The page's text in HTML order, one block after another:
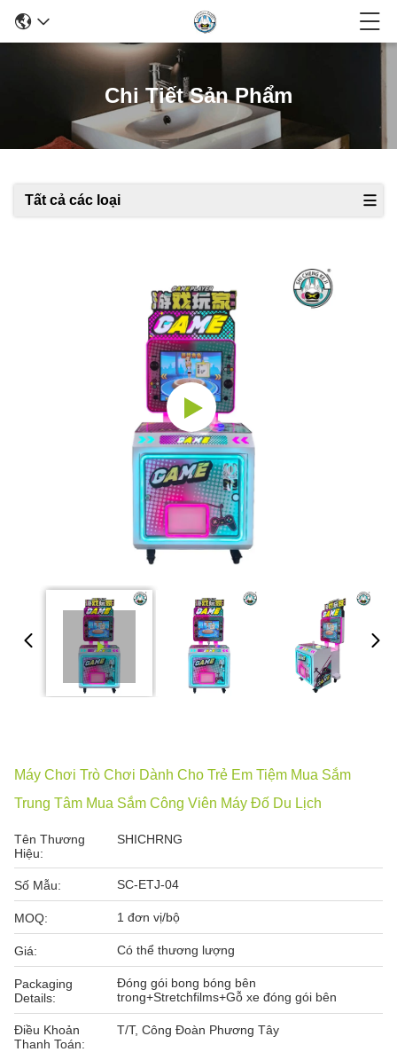
Chi Tiết Sản Phẩm
Tất cả các loại
Máy Chơi Trò Chơi Dành Cho Trẻ Em Tiệm Mua Sắm
Trung Tâm Mua Sắm Công Viên Máy Đố Du Lịch
Tên Thương
Hiệu:
SHICHRNG
Số Mẫu: SC-ETJ-04
MOQ: 1 đơn vị/bộ
Giá: Có thể thương lượng
Packaging
Details:
Đóng gói bong bóng bên
trong+Stretchfilms+Gỗ xe đóng gói bên
Điều Khoản
Thanh Toán:
T/T, Công Đoàn Phương Tây